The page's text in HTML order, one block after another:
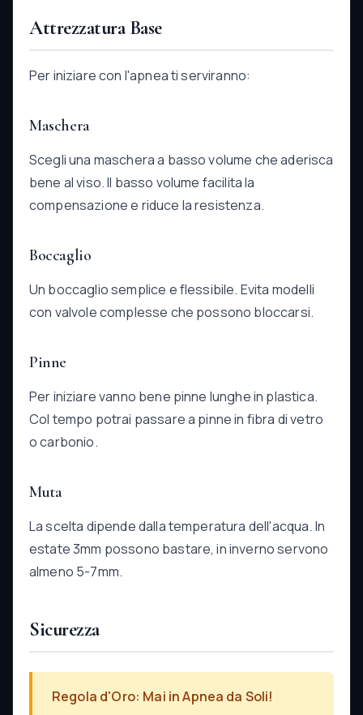
Attrezzatura Base
Per iniziare con l'apnea ti serviranno:
Maschera
Scegli una maschera a basso volume che aderisca
bene al viso. Il basso volume facilita la
compensazione e riduce la resistenza.
Boccaglio
Un boccaglio semplice e flessibile. Evita modelli
con valvole complesse che possono bloccarsi.
Pinne
Per iniziare vanno bene pinne lunghe in plastica.
Col tempo potrai passare a pinne in fibra di vetro
o carbonio.
Muta
La scelta dipende dalla temperatura dell'acqua. In
estate 3mm possono bastare, in inverno servono
almeno 5-7mm.
Sicurezza
Regola d'Oro: Mai in Apnea da Soli!